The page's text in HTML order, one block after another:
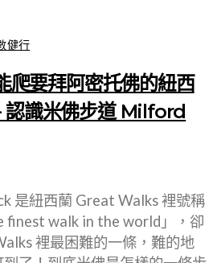
健行
爬要拜阿密托佛的紐西
認識米佛步道 Milford
是紐西蘭 Great Walks 裡號稱
finest walk in the world」，卻
裡最困難的一條，難的地